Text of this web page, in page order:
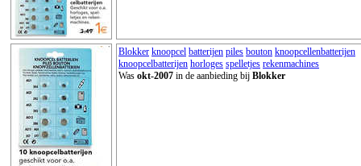
Blokker knoopcel batterijen piles bouton knoopcellenbatterijen
knoopcelbatterijen horloges spelletjes rekenmachines
Was okt-2007 in de aanbieding bij Blokker